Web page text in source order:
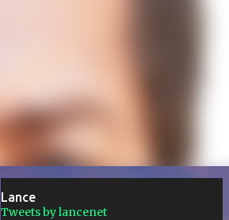
Lance
Tweets by lancenet